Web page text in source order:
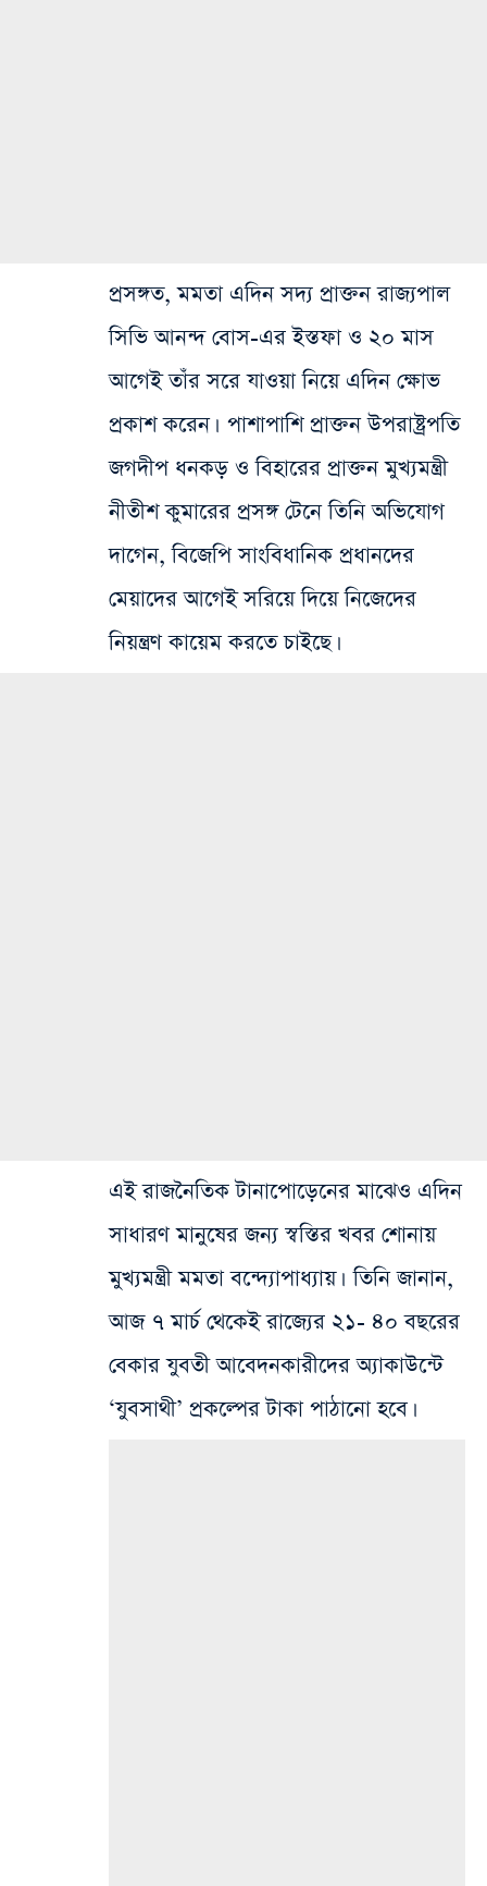
প্রসঙ্গত, মমতা এদিন সদ্য প্রাক্তন রাজ্যপাল
সিভি আনন্দ বোস-এর ইস্তফা ও ২০ মাস
আগেই তাঁর সরে যাওয়া নিয়ে এদিন ক্ষোভ
প্রকাশ করেন। পাশাপাশি প্রাক্তন উপরাষ্ট্রপতি
জগদীপ ধনকড় ও বিহারের প্রাক্তন মুখ্যমন্ত্রী
নীতীশ কুমারের প্রসঙ্গ টেনে তিনি অভিযোগ
দাগেন, বিজেপি সাংবিধানিক প্রধানদের
মেয়াদের আগেই সরিয়ে দিয়ে নিজেদের
নিয়ন্ত্রণ কায়েম করতে চাইছে।
এই রাজনৈতিক টানাপোড়েনের মাঝেও এদিন
সাধারণ মানুষের জন্য স্বস্তির খবর শোনায়
মুখ্যমন্ত্রী মমতা বন্দ্যোপাধ্যায়। তিনি জানান,
আজ ৭ মার্চ থেকেই রাজ্যের ২১- ৪০ বছরের
বেকার যুবতী আবেদনকারীদের অ্যাকাউন্টে
‘যুবসাথী’ প্রকল্পের টাকা পাঠানো হবে।